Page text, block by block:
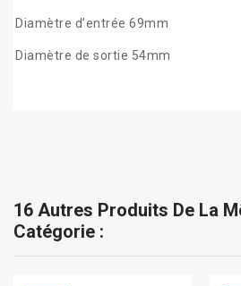
Diamètre d’entrée 69mm
Diamètre de sortie 54mm
16 Autres Produits De La
Catégorie :